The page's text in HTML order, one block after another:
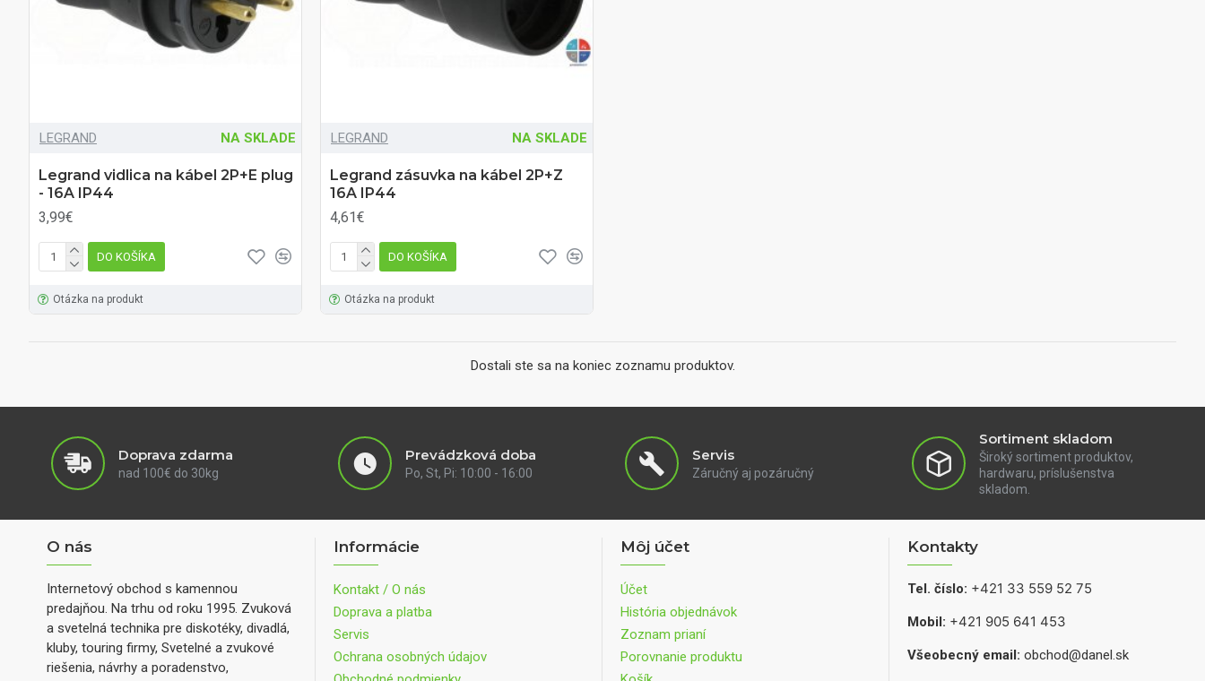
LEGRAND NA SKLADE
Legrand vidlica na kábel 2P+E plug
- 16A IP44
3,99€
DO KOŠÍKA
Otázka na produkt
LEGRAND NA SKLADE
Legrand zásuvka na kábel 2P+Z
16A IP44
4,61€
DO KOŠÍKA
Otázka na produkt
Dostali ste sa na koniec zoznamu produktov.
Doprava zdarma
nad 100€ do 30kg
Prevádzková doba
Po, St, Pi: 10:00 - 16:00
Servis
Záručný aj pozáručný
Sortiment skladom
Široký sortiment produktov,
hardwaru, príslušenstva
skladom.
O nás
Internetový obchod s kamennou
predajňou. Na trhu od roku 1995. Zvuková
a svetelná technika pre diskotéky, divadlá,
kluby, touring firmy, Svetelné a zvukové
riešenia, návrhy a poradenstvo,
Informácie
Kontakt / O nás
Doprava a platba
Servis
Ochrana osobných údajov
Môj účet
Účet
História objednávok
Zoznam prianí
Porovnanie produktu
Kontakty
Tel. číslo: +421 33 559 52 75
Mobil: +421 905 641 453
Všeobecný email: obchod@danel.sk